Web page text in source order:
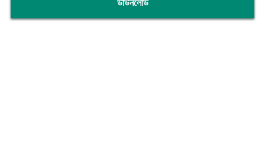
পছন্দ এবং ফলাফলের প্রভাব: এমন কিছু উপাদান রয়েছে যেখানে খেলোয়াড়ের
ডাউনলোড